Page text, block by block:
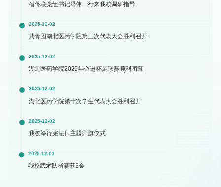
省侨联党组书记冯伟一行来我校调研指导
2025-12-02
共青团湖北医药学院第三次代表大会胜利召开
2025-12-02
湖北医药学院2025年奋进杯足球赛顺利闭幕
2025-12-02
湖北医药学院第十次学生代表大会胜利召开
2025-12-02
我校举行宪法日主题升旗仪式
2025-12-01
我校武术队省赛获3金